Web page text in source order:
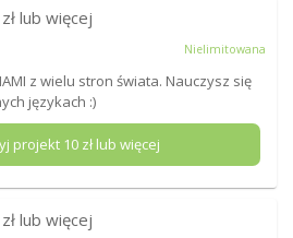
zł lub więcej
Nielimitowana
z wielu stron świata. Nauczysz się
językach :)
projekt 10 zł lub więcej
zł lub więcej